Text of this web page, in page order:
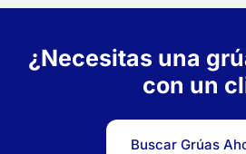
¿Necesitas una
con un
Buscar Grúas